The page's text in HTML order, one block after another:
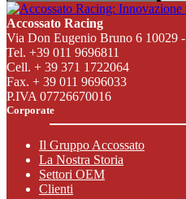
Accossato Racing
Via Don Eugenio Bruno 6 10029
Tel. +39 011 9696811
Cell. + 39 371 1722064
Fax. + 39 011 9696033
P.IVA 07726670016
Corporate
Il Gruppo Accossato
La Nostra Storia
Settori OEM
Clienti